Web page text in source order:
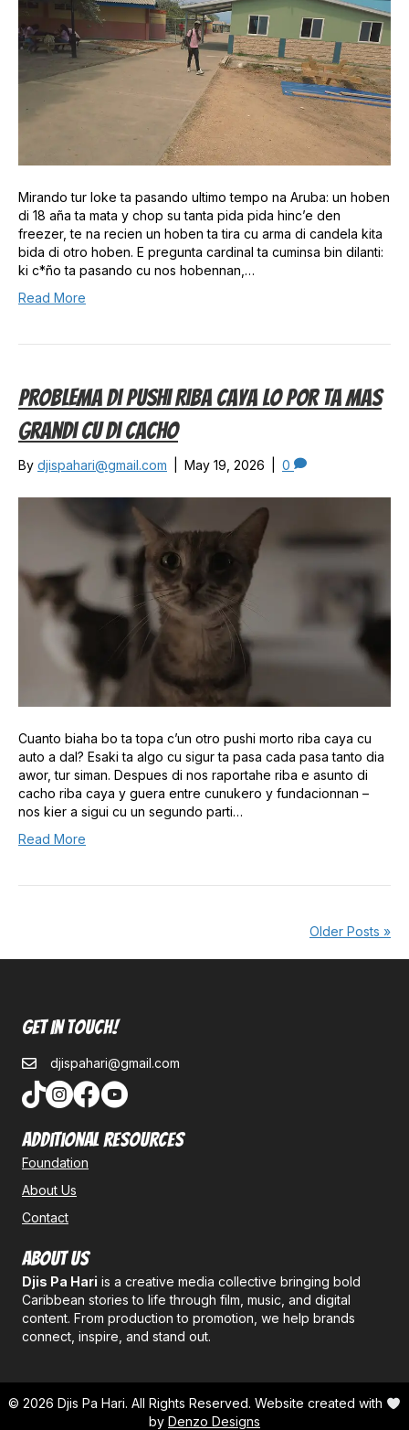
Mirando tur loke ta pasando ultimo tempo na Aruba: un hoben
di 18 aña ta mata y chop su tanta pida pida hinc’e den
freezer, te na recien un hoben ta tira cu arma di candela kita
bida di otro hoben. E pregunta cardinal ta cuminsa bin dilanti:
ki c*ño ta pasando cu nos hobennan,…
Read More
Problema Di Pushi Riba Caya Lo Por Ta Mas
Grandi Cu Di Cacho
By djispahari@gmail.com May 19, 2026 0
Cuanto biaha bo ta topa c’un otro pushi morto riba caya cu
auto a dal? Esaki ta algo cu sigur ta pasa cada pasa tanto dia
awor, tur siman. Despues di nos raportahe riba e asunto di
cacho riba caya y guera entre cunukero y fundacionnan –
nos kier a sigui cu un segundo parti…
Read More
Older Posts »
Get In Touch!
djispahari@gmail.com
Additional Resources
Foundation
About Us
Contact
About Us
Djis Pa Hari is a creative media collective bringing bold
Caribbean stories to life through film, music, and digital
content. From production to promotion, we help brands
connect, inspire, and stand out.
© 2026 Djis Pa Hari. All Rights Reserved. Website created with
by Denzo Designs